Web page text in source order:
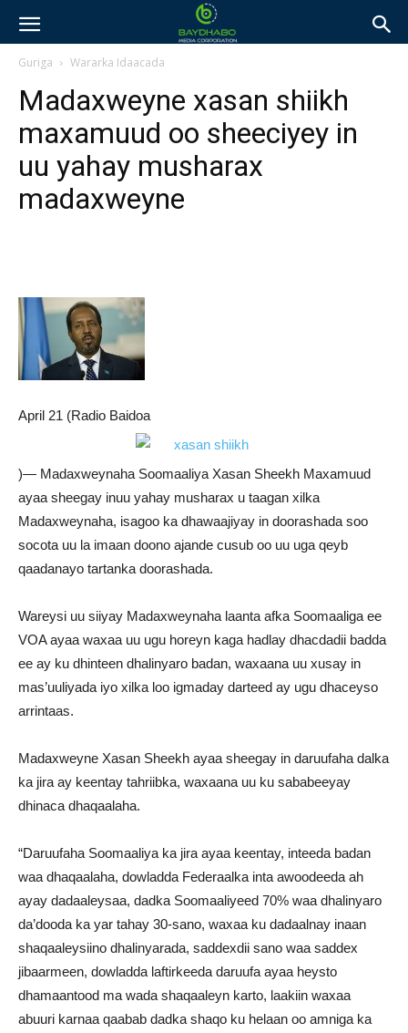
Guriga Wararka Idaacada
Madaxweyne xasan shiikh
maxamuud oo sheeciyey in
uu yahay musharax
madaxweyne
April 21 (Radio Baidoa
)— Madaxweynaha Soomaaliya Xasan Sheekh Maxamuud
ayaa sheegay inuu yahay musharax u taagan xilka
Madaxweynaha, isagoo ka dhawaajiyay in doorashada soo
socota uu la imaan doono ajande cusub oo uu uga qeyb
qaadanayo tartanka doorashada.
Wareysi uu siiyay Madaxweynaha laanta afka Soomaaliga ee
VOA ayaa waxaa uu ugu horeyn kaga hadlay dhacdadii badda
ee ay ku dhinteen dhalinyaro badan, waxaana uu xusay in
mas’uuliyada iyo xilka loo igmaday darteed ay ugu dhaceyso
arrintaas.
Madaxweyne Xasan Sheekh ayaa sheegay in daruufaha dalka
ka jira ay keentay tahriibka, waxaana uu ku sababeeyay
dhinaca dhaqaalaha.
“Daruufaha Soomaaliya ka jira ayaa keentay, inteeda badan
waa dhaqaalaha, dowladda Federaalka inta awoodeeda ah
ayay dadaaleysaa, dadka Soomaaliyeed 70% waa dhalinyaro
da’dooda ka yar tahay 30-sano, waxaa ku dadaalnay inaan
shaqaaleysiino dhalinyarada, saddexdii sano waa saddex
jibaarmeen, dowladda laftirkeeda daruufa ayaa heysto
dhamaantood ma wada shaqaaleyn karto, laakiin waxaa
abuuri karnaa qaabab dadka shaqo ku helaan oo amniga ka